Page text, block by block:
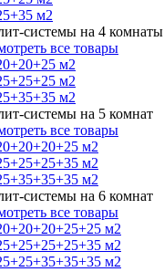
м2
системы на 4 комнаты
все товары
м2
м2
м2
системы на 5 комнат
все товары
м2
м2
м2
системы на 6 комнат
все товары
м2
м2
м2